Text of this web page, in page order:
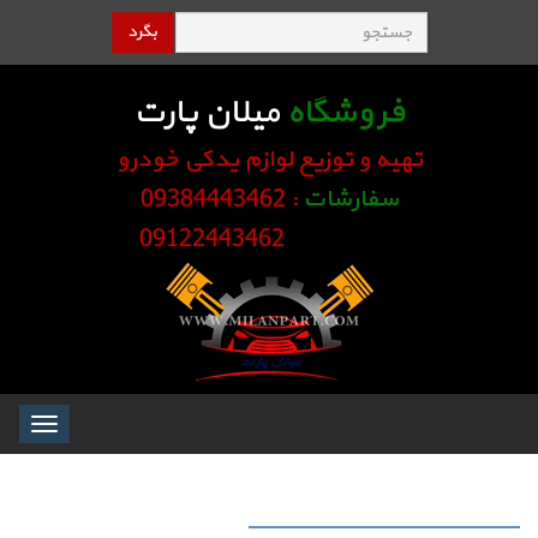
بگرد
فروشگاه میلان پارت
تهیه و توزیع لوازم یدکی خودرو
سفارشات : 09384443462
Toggle